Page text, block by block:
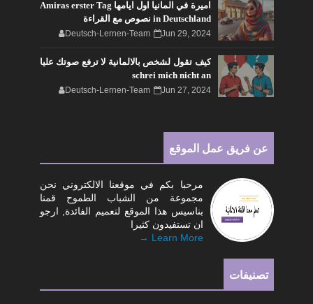
اميرة في المانيا اول ايامها Amiras erster Tag
in Deutschland نصوص مع القراءة
Deutsch-Lernen-Team Jun 29, 2024
كيف تقول لشخص بالالمانية لا ترفع صوتك عليا
schrei mich nicht an
Deutsch-Lernen-Team Jun 27, 2024
عن فريق عمل الموقع
مرحبا بكم في موقعنا الالكتروني نحن
مجموعة من الشباب الطموح قمنا
بناسيس هذا الموقع لتعميم الفائدة, ارجو
ان تستفيدون كثيرا
Learn More →
تصنيفات